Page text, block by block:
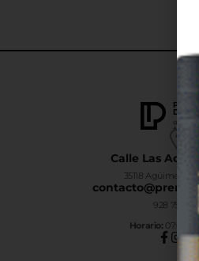
Calle Las
35118 Agüimes, Las
928 754 363
Horario: 07:00h a